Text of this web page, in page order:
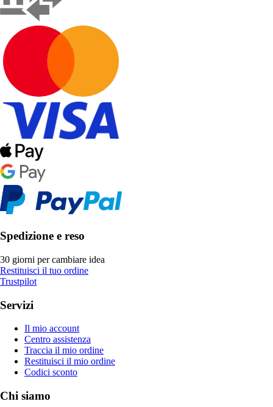
Spedizione e reso
30 giorni per cambiare idea
Restituisci il tuo ordine
Trustpilot
Servizi
Il mio account
Centro assistenza
Traccia il mio ordine
Restituisci il mio ordine
Codici sconto
Chi siamo